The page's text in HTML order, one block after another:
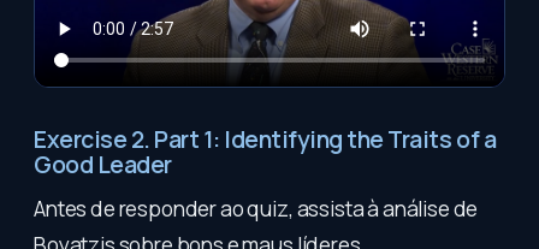
Exercise 2. Part 1: Identifying the Traits of a
Good Leader
Antes de responder ao quiz, assista à análise de